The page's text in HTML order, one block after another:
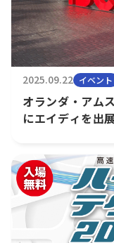
2025.09.22 イベント
オランダ・アム
にエイディを出